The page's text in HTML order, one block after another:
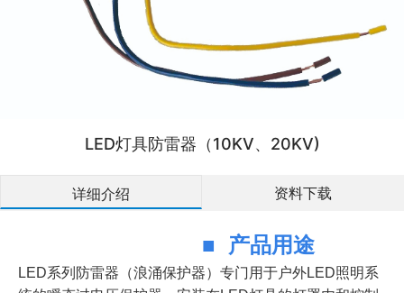
LED灯具防雷器（10KV、20KV)
详细介绍 资料下载
■ 产品用途
LED系列防雷器（浪涌保护器）专门用于户外LED照明系